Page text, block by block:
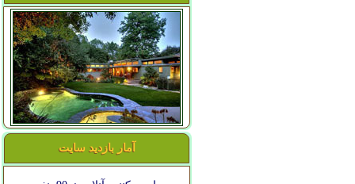
آمار بازدید سایت